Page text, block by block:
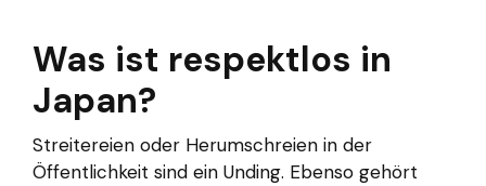
Was ist respektlos in
Japan?
Streitereien oder Herumschreien in der
Öffentlichkeit sind ein Unding. Ebenso gehört